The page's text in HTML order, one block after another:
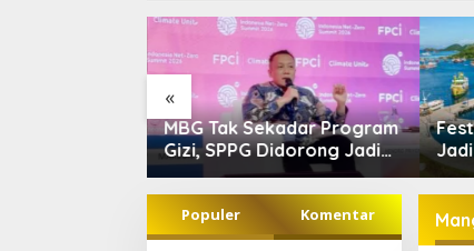
«
Festival Golo Koe 2026
Jadikan Pengurangan
Sampah sebagai Gerakan
Bersama Warga Labuan
Bajo
UU
Populer Komentar
Pilkades Siru
Persaudaraan
Tengah